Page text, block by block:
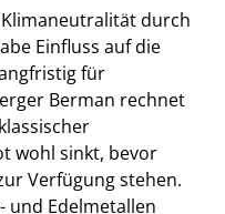
durch
Einfluss auf die
für
Berman rechnet
wohl sinkt, bevor
Verfügung stehen.
und Edelmetallen